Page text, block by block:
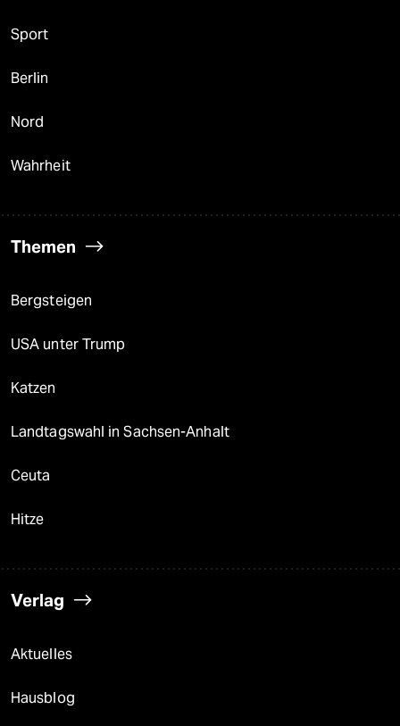
Sport
Berlin
Nord
Wahrheit
Themen
Bergsteigen
USA unter Trump
Katzen
Landtagswahl in Sachsen-Anhalt
Ceuta
Hitze
Verlag
Aktuelles
Hausblog